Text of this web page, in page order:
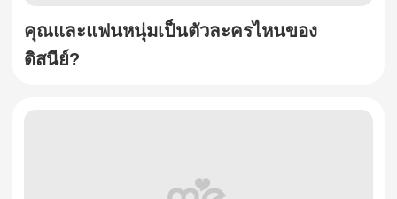
คุณและแฟนหนุ่มเป็นตัวละครไหนของ
ดิสนีย์?